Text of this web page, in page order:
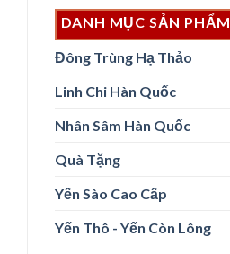
DANH MỤC SẢN PHẨM
Đông Trùng Hạ Thảo
Linh Chi Hàn Quốc
Nhân Sâm Hàn Quốc
Quà Tặng
Yến Sào Cao Cấp
Yến Thô - Yến Còn Lông